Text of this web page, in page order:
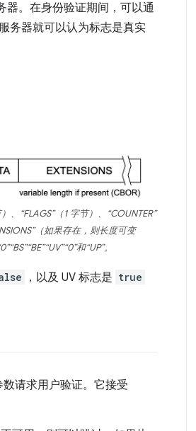
器。在身份验证期间，可以通
务器就可以认为标志是真实
“FLAGS”（1 字节）、“COUNTER”
（如果存在，则长度可变
和“UP”。
，以及 UV 标志是 true
请求用户验证。它接受